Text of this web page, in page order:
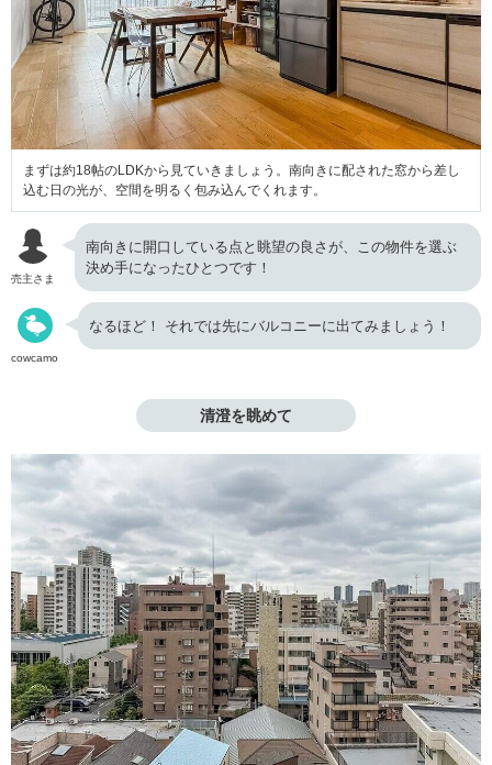
まずは約18帖のLDKから見ていきましょう。南向きに配された窓から差し
込む日の光が、空間を明るく包み込んでくれます。
売主さま
南向きに開口している点と眺望の良さが、この物件を選ぶ
決め手になったひとつです！
cowcamo
なるほど！ それでは先にバルコニーに出てみましょう！
清澄を眺めて